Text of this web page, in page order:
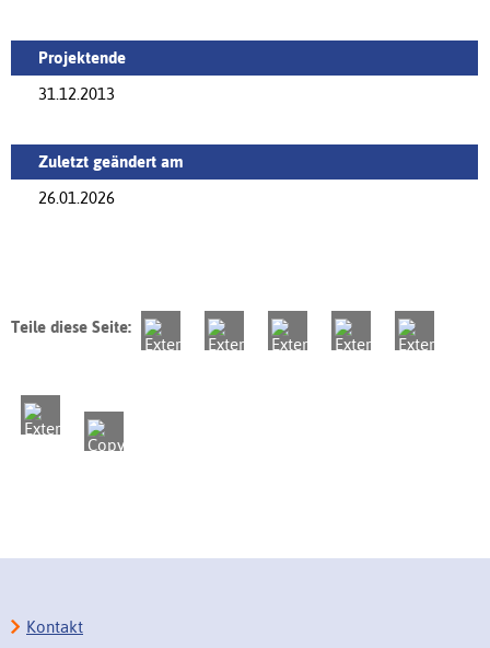
Projektende
31.12.2013
Zuletzt geändert am
26.01.2026
Teile diese Seite:
Kontakt